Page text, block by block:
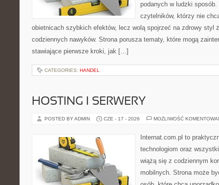
podanych w ludzki sposób.
czytelników, którzy nie
obietnicach szybkich efektów, lecz wolą spojrzeć na zdrowy styl
codziennych nawyków. Strona porusza tematy, które mogą
stawiające pierwsze kroki, jak […]
CATEGORIES: HANDEL
HOSTING I SERWERY
POSTED BY ADMIN CZE - 17 - 2026 MOŻLIWOŚĆ
Internat.com.pl to
technologiom oraz
wiążą się z codziennym
mobilnych. Strona może